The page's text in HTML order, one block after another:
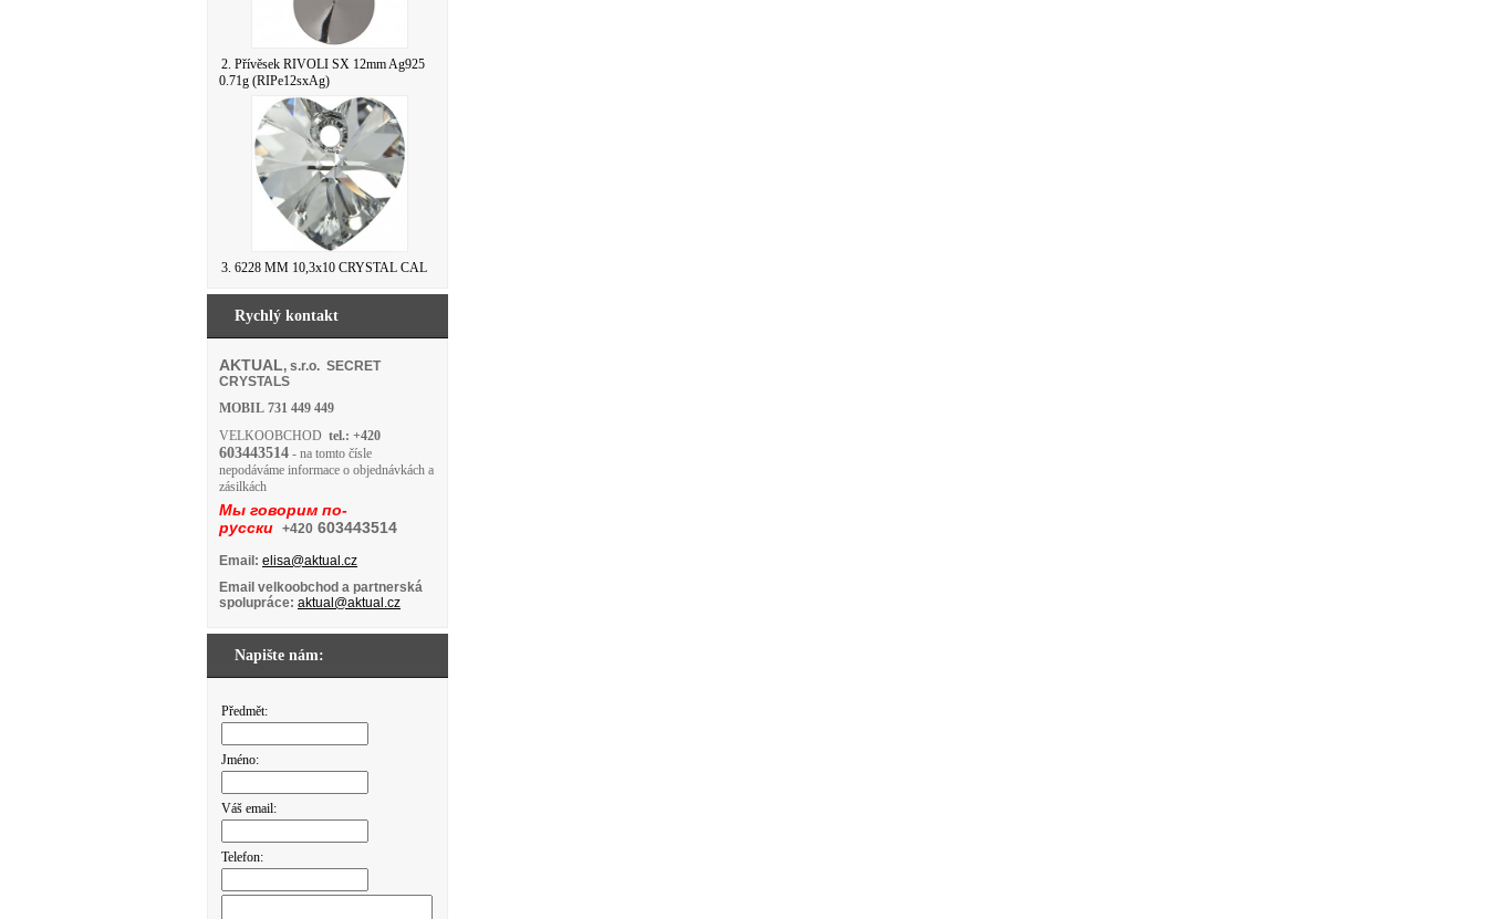
2. Přívěsek RIVOLI SX 12mm Ag925
0.71g (RIPe12sxAg)
3. 6228 MM 10,3x10 CRYSTAL CAL
Rychlý kontakt
AKTUAL, s.r.o. SECRET
CRYSTALS
MOBIL 731 449 449
VELKOOBCHOD tel.: +420
603443514 - na tomto čísle
nepodáváme informace o objednávkách a
zásilkách
Мы говорим по-
русски +420 603443514
Email: elisa@aktual.cz
Email velkoobchod a partnerská
spolupráce: aktual@aktual.cz
Napište nám:
Předmět:
Jméno:
Váš email:
Telefon: